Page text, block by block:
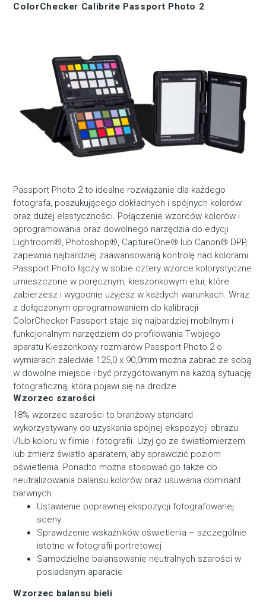
ColorChecker Calibrite Passport Photo 2
Passport Photo 2 to idealne rozwiązanie dla każdego
fotografa, poszukującego dokładnych i spójnych kolorów
oraz dużej elastyczności. Połączenie wzorców kolorów i
oprogramowania oraz dowolnego narzędzia do edycji
Lightroom®, Photoshop®, CaptureOne® lub Canon® DPP,
zapewnia najbardziej zaawansowaną kontrolę nad kolorami.
Passport Photo łączy w sobie cztery wzorce kolorystyczne
umieszczone w poręcznym, kieszonkowym etui, które
zabierzesz i wygodnie użyjesz w każdych warunkach. Wraz
z dołączonym oprogramowaniem do kalibracji
ColorChecker Passport staje się najbardziej mobilnym i
funkcjonalnym narzędziem do profilowania Twojego
aparatu Kieszonkowy rozmiarów Passport Photo 2 o
wymiarach zaledwie 125,0 x 90,0mm można zabrać ze sobą
w dowolne miejsce i być przygotowanym na każdą sytuację
fotograficzną, która pojawi się na drodze.
Wzorzec szarości
18% wzorzec szarości to branżowy standard
wykorzystywany do uzyskania spójnej ekspozycji obrazu
i/lub koloru w filmie i fotografii. Użyj go ze światłomierzem
lub zmierz światło aparatem, aby sprawdzić poziom
oświetlenia. Ponadto można stosować go także do
neutralizowania balansu kolorów oraz usuwania dominant
barwnych.
Ustawienie poprawnej ekspozycji fotografowanej
sceny
Sprawdzenie wskaźników oświetlenia – szczególnie
istotne w fotografii portretowej
Samodzielne balansowanie neutralnych szarości w
posiadanym aparacie
Wzorzec balansu bieli